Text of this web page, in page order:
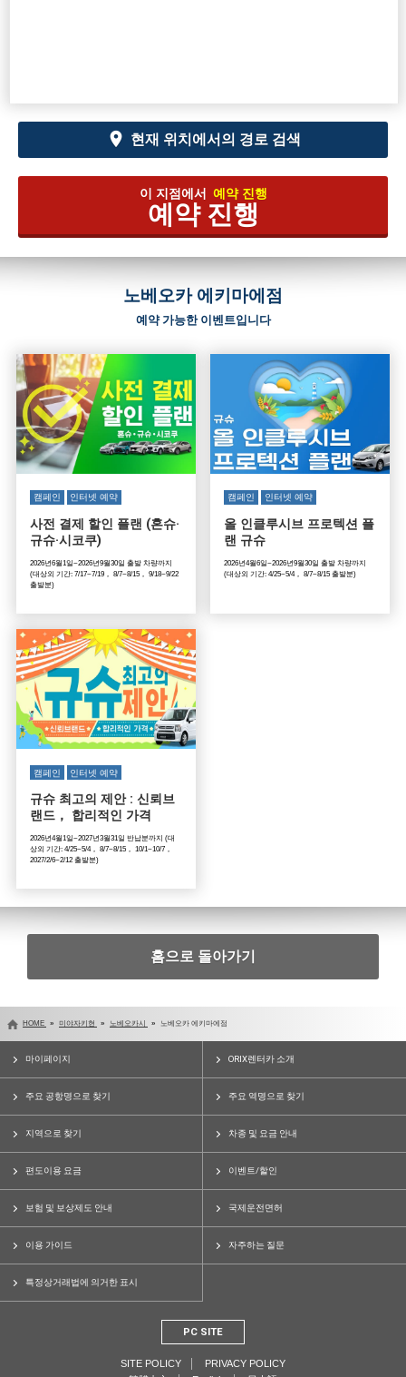
현재 위치에서의 경로 검색
이 지점에서 예약 진행
예약 진행
노베오카 에키마에점
예약 가능한 이벤트입니다
캠페인 인터넷 예약
사전 결제 할인 플랜 (혼슈·
규슈·시코쿠)
2026년6월1일~2026년9월30일 출발 차량까지
(대상외 기간: 7/17~7/19， 8/7~8/15， 9/18~9/22
출발분)
캠페인 인터넷 예약
올 인클루시브 프로텍션 플
랜 규슈
2026년4월6일~2026년9월30일 출발 차량까지
(대상외 기간: 4/25~5/4， 8/7~8/15 출발분)
캠페인 인터넷 예약
규슈 최고의 제안 : 신뢰브
랜드， 합리적인 가격
2026년4월1일~2027년3월31일 반납분까지 (대
상외 기간: 4/25~5/4， 8/7~8/15， 10/1~10/7，
2027/2/6~2/12 출발분)
홈으로 돌아가기
HOME 미야자키현 노베오카시 노베오카 에키마에점
마이페이지 ORIX렌터카 소개
주요 공항명으로 찾기 주요 역명으로 찾기
지역으로 찾기 차종 및 요금 안내
편도이용 요금 이벤트/할인
보험 및 보상제도 안내 국제운전면허
이용 가이드 자주하는 질문
특정상거래법에 의거한 표시
PC SITE
SITE POLICY
PRIVACY POLICY